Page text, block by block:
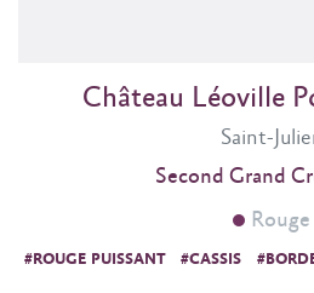
Saint-
Château Léoville
Second Grand
Rouge
#ROUGE PUISSANT #CASSIS